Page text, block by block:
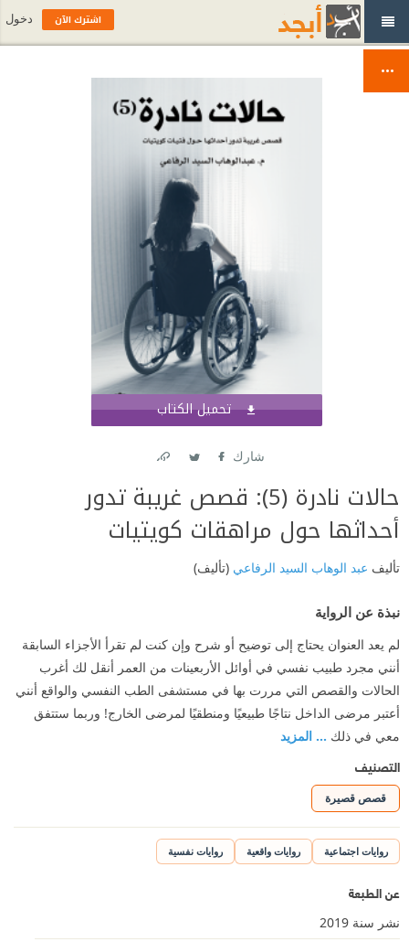
تحميل الكتاب
شارك
حالات نادرة (5): قصص غريبة تدور
أحداثها حول مراهقات كويتيات
تأليف عبد الوهاب السيد الرفاعي (تأليف)
نبذة عن الرواية
لم يعد العنوان يحتاج إلى توضيح أو شرح وإن كنت لم تقرأ الأجزاء السابقة
أنني مجرد طبيب نفسي في أوائل الأربعينات من العمر أنقل لك أغرب
الحالات والقصص التي مررت بها في مستشفى الطب النفسي والواقع أنني
أعتبر مرضى الداخل نتاجًا طبيعيًا ومنطقيًا لمرضى الخارج! وربما ستتفق
معي في ذلك ... المزيد
التصنيف
قصص قصيرة
روايات اجتماعية روايات واقعية روايات نفسية
عن الطبعة
نشر سنة 2019
اشترك الآن دخول